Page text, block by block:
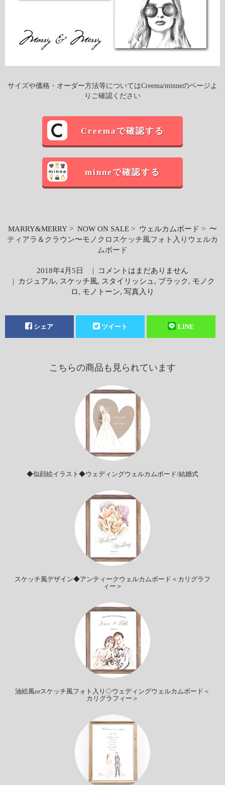
サイズや価格・オーダー方法等についてはCreema/minneのページよ
りご確認ください
Creemaで確認する
minneで確認する
MARRY&MERRY > NOW ON SALE > ウェルカムボード > 〜
ティアラ＆クラウン〜モノクロスケッチ風フォト入りウェルカ
ムボード
2018年4月5日 |
コメントはまだありません
|
カジュアル, スケッチ風, スタイリッシュ , ブラック, モノク
ロ , モノトーン, 写真入り
シェア ツイート LINE
こちらの商品も見られています
◆似顔絵イラスト◆ウェディングウェルカムボード/結婚式
スケッチ風デザイン◆アンティークウェルカムボード＜カリグラフ
ィー＞
油絵風orスケッチ風フォト入り◇ウェディングウェルカムボード＜
カリグラフィー＞